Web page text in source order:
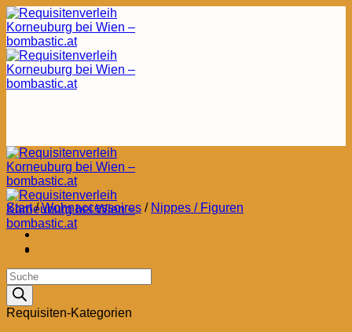
Zum
Inhalt
springen
Start / Wohnaccessoires / Nippes / Figuren
Products
search
Requisiten-Kategorien